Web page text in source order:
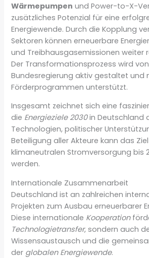
Wärmepumpen und Power-to-X-
zusätzliches Potenzial für eine
Energiewende. Durch die Kopplung
Sektoren können erneuerbare
und Treibhausgasemissionen weiter
Der Transformationsprozess wird
Bundesregierung aktiv gestaltet und
Förderprogrammen unterstützt.
Insgesamt zeichnet sich eine
die Energieziele 2030in Deutschland
Technologien, politischer
Beteiligung aller Akteure kann das
klimaneutralen Stromversorgung bis
werden.
Internationale Zusammenarbeit
Deutschland ist an zahlreichen
Projekten zum Ausbau erneuerbarer
Diese internationale Kooperation
Technologietransfer, sondern auch
Wissensaustausch und die
der globalen Energiewende.